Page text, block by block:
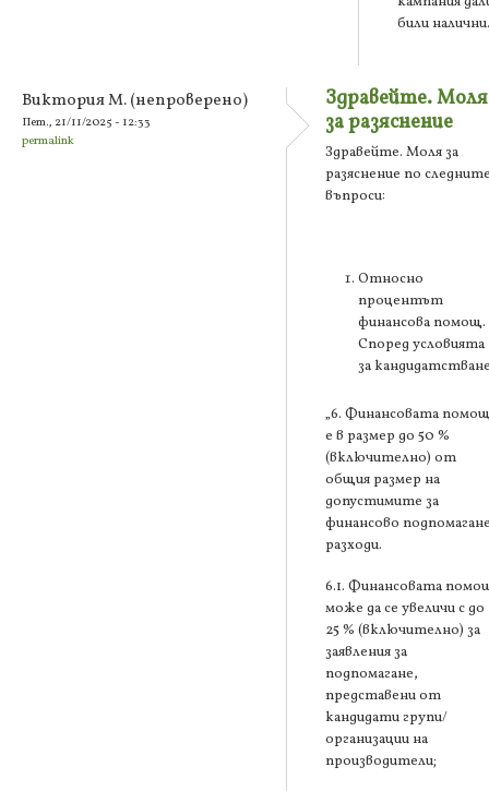
били налични.
Виктория М. (непроверено)
Пет., 21/11/2025 - 12:33
permalink
Здравейте. Моля
за разяснение
Здравейте. Моля за
разяснение по
въпроси:
Относно
процентът
финансова помощ.
Според условията
за
„6. Финансовата
е в размер до 50 %
(включително) от
общия размер на
допустимите за
финансово
разходи.
6.1. Финансовата
може да се увеличи с до
25 % (включително) за
заявления за
подпомагане,
представени от
кандидати групи/
организации на
производители;